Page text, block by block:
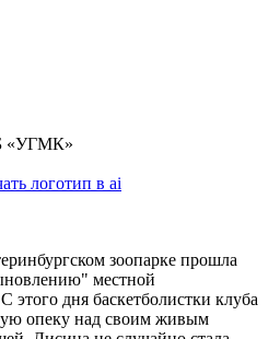
логотип в ai
зоопарке прошла
местной
этого дня баскетболистки клуба
опеку над своим живым